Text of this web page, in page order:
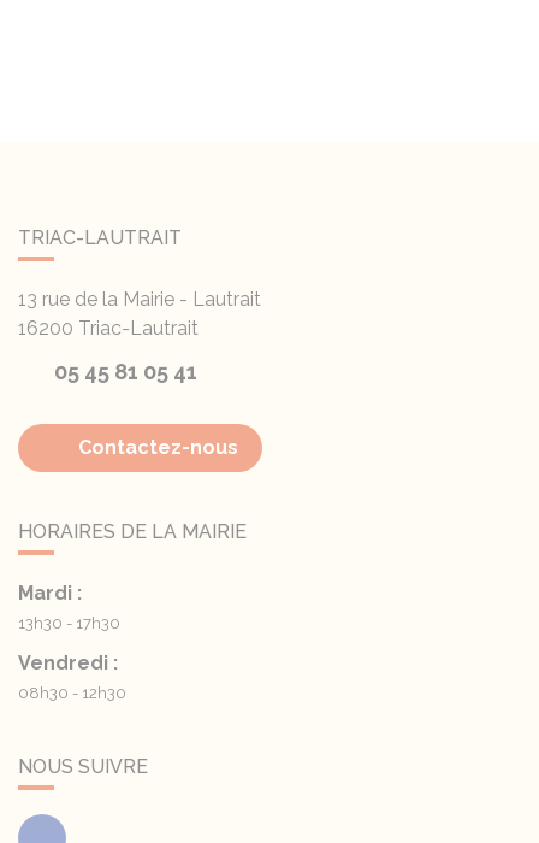
TRIAC-LAUTRAIT
13 rue de la Mairie - Lautrait
16200 Triac-Lautrait
05 45 81 05 41
Contactez-nous
HORAIRES DE LA MAIRIE
Mardi :
13h30 - 17h30
Vendredi :
08h30 - 12h30
NOUS SUIVRE